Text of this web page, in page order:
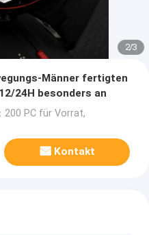
2/3
Männer fertigten
24H besonders an
200 PC für Vorrat,
Kontakt